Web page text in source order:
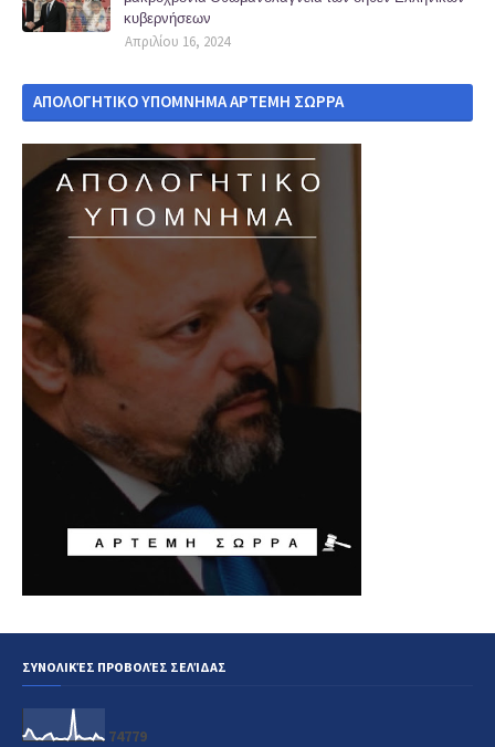
κυβερνήσεων
Απριλίου 16, 2024
ΑΠΟΛΟΓΗΤΙΚΟ ΥΠΟΜΝΗΜΑ ΑΡΤΕΜΗ ΣΩΡΡΑ
ΣΥΝΟΛΙΚΈΣ ΠΡΟΒΟΛΈΣ ΣΕΛΊΔΑΣ
74779